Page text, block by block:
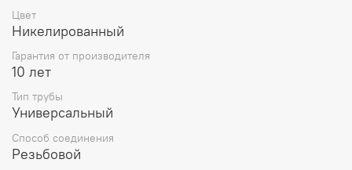
Цвет
Никелированный
Гарантия от производителя
10 лет
Тип трубы
Универсальный
Способ соединения
Резьбовой